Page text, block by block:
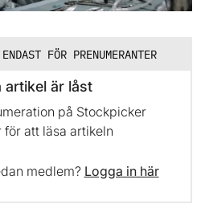
FÖR PRENUMERANTER
artikel är låst
på Stockpicker
för att läsa artikeln
medlem? Logga in här